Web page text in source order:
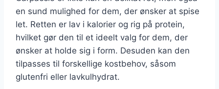
en sund mulighed for dem, der ønsker at spise
let. Retten er lav i kalorier og rig på protein,
hvilket gør den til et ideelt valg for dem, der
ønsker at holde sig i form. Desuden kan den
tilpasses til forskellige kostbehov, såsom
glutenfri eller lavkulhydrat.